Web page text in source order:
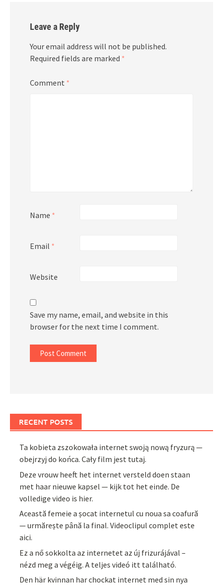
Leave a Reply
Your email address will not be published.
Required fields are marked *
Comment *
Name *
Email *
Website
Save my name, email, and website in this
browser for the next time I comment.
RECENT POSTS
Ta kobieta zszokowała internet swoją nową fryzurą —
obejrzyj do końca. Cały film jest tutaj.
Deze vrouw heeft het internet versteld doen staan
met haar nieuwe kapsel — kijk tot het einde. De
volledige video is hier.
Această femeie a șocat internetul cu noua sa coafură
— urmărește până la final. Videoclipul complet este
aici.
Ez a nő sokkolta az internetet az új frizurájával –
nézd meg a végéig. A teljes videó itt található.
Den här kvinnan har chockat internet med sin nya